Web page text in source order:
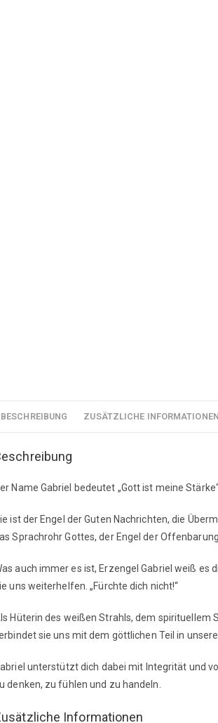
BESCHREIBUNG ZUSÄTZLICHE INFORMATIONEN
Name Gabriel bedeutet „Gott ist meine
ist der Engel der Guten Nachrichten, die
Sprachrohr Gottes, der Engel der
auch immer es ist, Erzengel Gabriel weiß es
uns weiterhelfen. „Fürchte dich nicht!“
Hüterin des weißen Strahls, dem spirituellem
sie uns mit dem göttlichen Teil in unsere
unterstützt dich dabei mit Integrität und
denken, zu fühlen und zu handeln.
Informationen